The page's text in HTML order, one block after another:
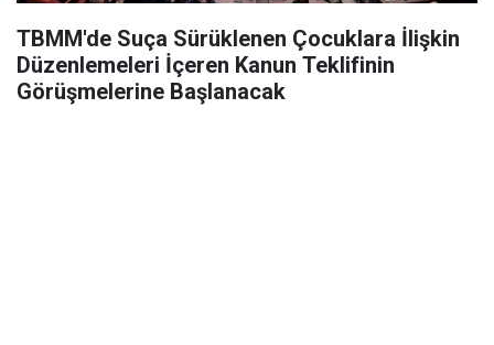
TBMM'de Suça Sürüklenen Çocuklara İlişkin
Düzenlemeleri İçeren Kanun Teklifinin
Görüşmelerine Başlanacak